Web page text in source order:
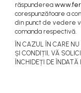
răspunderea
corespunzătoare a
din punct de vedere
comanda respectivă.
ÎN CAZUL ÎN CARE
ȘI CONDIȚII, VĂ
ÎNCHIDEȚI DE ÎNDATĂ